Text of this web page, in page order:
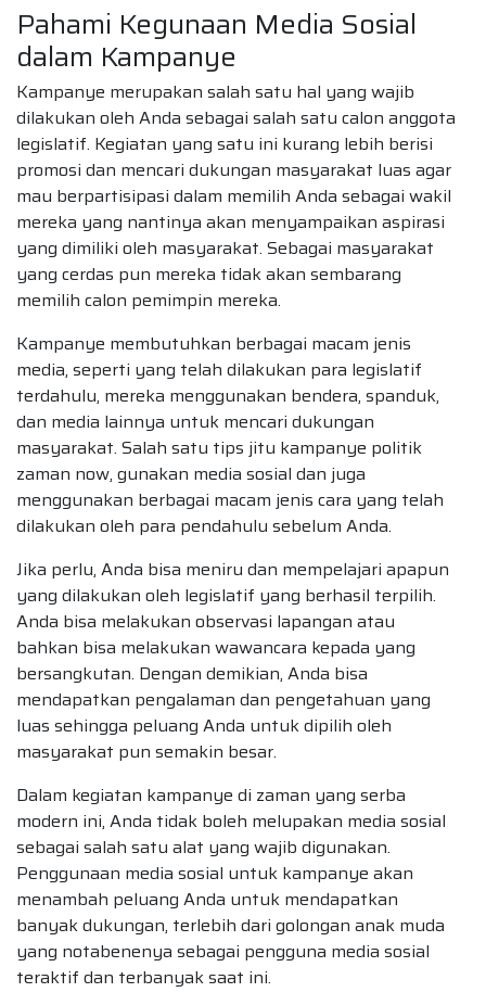
Pahami Kegunaan Media Sosial
dalam Kampanye
Kampanye merupakan salah satu hal yang wajib
dilakukan oleh Anda sebagai salah satu calon anggota
legislatif. Kegiatan yang satu ini kurang lebih berisi
promosi dan mencari dukungan masyarakat luas agar
mau berpartisipasi dalam memilih Anda sebagai wakil
mereka yang nantinya akan menyampaikan aspirasi
yang dimiliki oleh masyarakat. Sebagai masyarakat
yang cerdas pun mereka tidak akan sembarang
memilih calon pemimpin mereka.
Kampanye membutuhkan berbagai macam jenis
media, seperti yang telah dilakukan para legislatif
terdahulu, mereka menggunakan bendera, spanduk,
dan media lainnya untuk mencari dukungan
masyarakat. Salah satu tips jitu kampanye politik
zaman now, gunakan media sosial dan juga
menggunakan berbagai macam jenis cara yang telah
dilakukan oleh para pendahulu sebelum Anda.
Jika perlu, Anda bisa meniru dan mempelajari apapun
yang dilakukan oleh legislatif yang berhasil terpilih.
Anda bisa melakukan observasi lapangan atau
bahkan bisa melakukan wawancara kepada yang
bersangkutan. Dengan demikian, Anda bisa
mendapatkan pengalaman dan pengetahuan yang
luas sehingga peluang Anda untuk dipilih oleh
masyarakat pun semakin besar.
Dalam kegiatan kampanye di zaman yang serba
modern ini, Anda tidak boleh melupakan media sosial
sebagai salah satu alat yang wajib digunakan.
Penggunaan media sosial untuk kampanye akan
menambah peluang Anda untuk mendapatkan
banyak dukungan, terlebih dari golongan anak muda
yang notabenenya sebagai pengguna media sosial
teraktif dan terbanyak saat ini.